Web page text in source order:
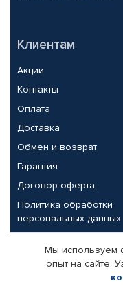
Клиентам
Акции
Контакты
Оплата
Доставка
Обмен и возврат
Гарантия
Договор-оферта
Политика обработки
персональных данных
Партнерам
Корпоративным
Мы используем
опыт на сайте.